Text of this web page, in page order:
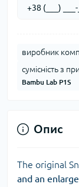
виробник
сумісність з
Bambu Lab P1S
Опис
The original
and an